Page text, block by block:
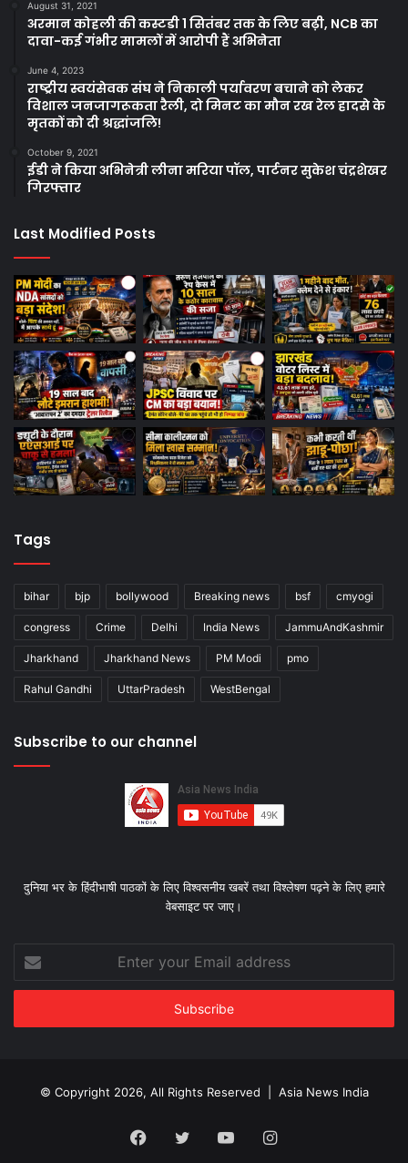
August 31, 2021
अरमान कोहली की कस्टडी 1 सितंबर तक के लिए बढ़ी, NCB का
दावा-कई गंभीर मामलों में आरोपी हैं अभिनेता
June 4, 2023
राष्ट्रीय स्वयंसेवक संघ ने निकाली पर्यावरण बचाने को लेकर
विशाल जनजागरूकता रैली, दो मिनट का मौन रख रेल हादसे के
मृतकों को दी श्रद्धांजलि!
October 9, 2021
ईडी ने किया अभिनेत्री लीना मरिया पॉल, पार्टनर सुकेश चंद्रशेखर
गिरफ्तार
Last Modified Posts
Tags
bihar bjp bollywood Breaking news bsf cmyogi
congress Crime Delhi India News JammuAndKashmir
Jharkhand Jharkhand News PM Modi pmo
Rahul Gandhi UttarPradesh WestBengal
Subscribe to our channel
दुनिया भर के हिंदीभाषी पाठकों के लिए विश्‍वसनीय खबरें तथा विश्लेषण पढ़ने के लिए हमारे
वेबसाइट पर जाए।
your
Email
© Copyright 2026, All Rights Reserved | Asia News India
Facebook
TwitterYouTubeInstagram